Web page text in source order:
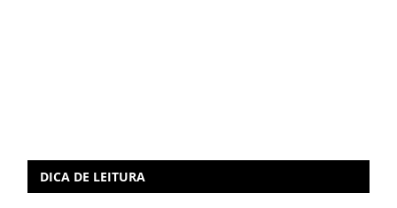
DICA DE LEITURA